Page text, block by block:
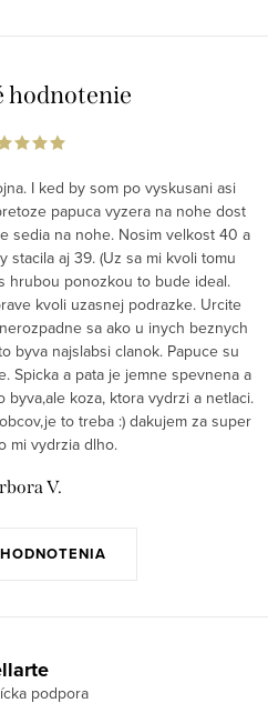
hodnotenie
I ked by som po vyskusani asi
papuca vyzera na nohe dost
sedia na nohe. Nosim velkost 40 a
stacila aj 39. (Uz sa mi kvoli tomu
hrubou ponozkou to bude ideal.
kvoli uzasnej podrazke. Urcite
sa ako u inych beznych
byva najslabsi clanok. Papuce su
Spicka a pata je jemne spevnena a
koza, ktora vydrzi a netlaci.
to treba :) dakujem za super
mi vydrzia dlho.
V.